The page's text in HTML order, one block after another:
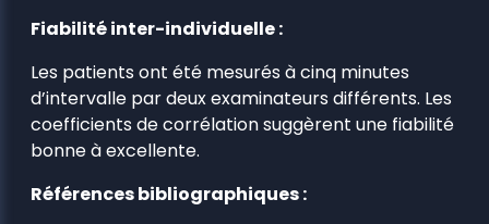
Fiabilité inter-individuelle :
Les patients ont été mesurés à cinq minutes
d’intervalle par deux examinateurs différents. Les
coefficients de corrélation suggèrent une fiabilité
bonne à excellente.
Références bibliographiques :